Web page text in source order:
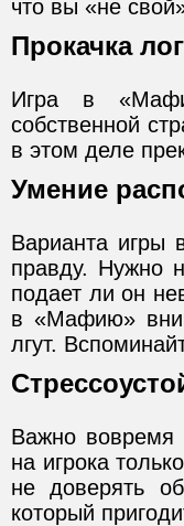
что вы «не
Прокачка
Игра в
собственной
в этом деле
Умение
Варианта игры
правду. Нужно
подает ли он
в «Мафию»
лгут.
Важно вовремя
на игрока
не доверять
который